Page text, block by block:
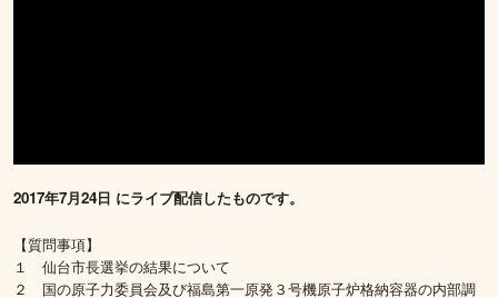
2017年7月24日 にライブ配信したものです。
【質問事項】
１ 仙台市長選挙の結果について
２ 国の原子力委員会及び福島第一原発３号機原子炉格納容器の内部調